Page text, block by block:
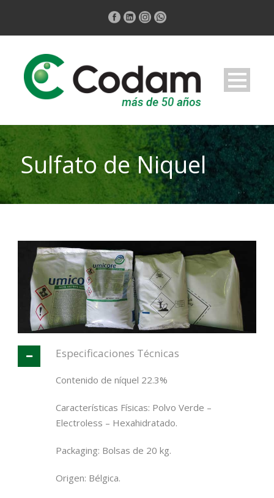
Español
Sulfato de Niquel
Especificaciones Técnicas
Contenido de níquel 22.3%
Características Físicas: Polvo Verde –
Electroless – Hexahidratado.
Packaging: Bolsas de 20 kg.
Origen: Bélgica.